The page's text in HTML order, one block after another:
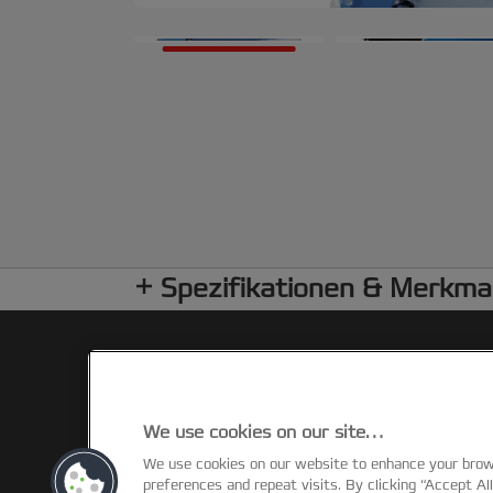
Spezifikationen &
©2026 ACCO Brands
We use cookies on our site…
We use cookies on our website to enhance your
preferences and repeat visits. By clicking “Accept